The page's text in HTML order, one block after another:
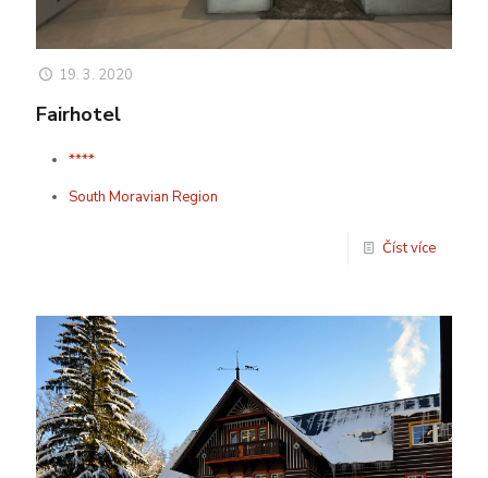
19. 3. 2020
Fairhotel
****
South Moravian Region
Číst více